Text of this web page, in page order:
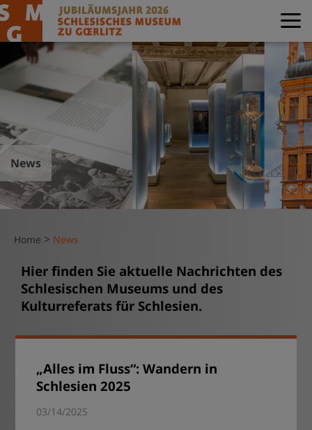
News
Home > News
Hier finden Sie aktuelle Nachrichten des
Schlesischen Museums und des
Kulturreferats für Schlesien.
„Alles im Fluss“: Wandern in
Schlesien 2025
03/14/2025